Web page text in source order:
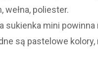
wełna, poliester.
sukienka mini
są pastelowe